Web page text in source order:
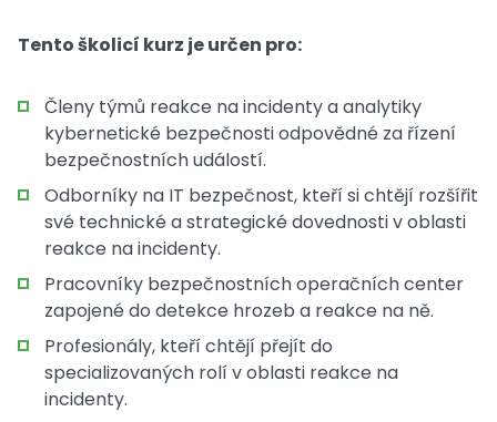
Tento školicí kurz je určen pro:
Členy týmů reakce na incidenty a analytiky
kybernetické bezpečnosti odpovědné za řízení
bezpečnostních událostí.
Odborníky na IT bezpečnost, kteří si chtějí rozšířit
své technické a strategické dovednosti v oblasti
reakce na incidenty.
Pracovníky bezpečnostních operačních center
zapojené do detekce hrozeb a reakce na ně.
Profesionály, kteří chtějí přejít do
specializovaných rolí v oblasti reakce na
incidenty.